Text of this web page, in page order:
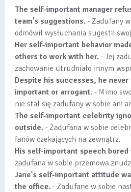
The self-important manager
team's suggestions. - Zadufany
odmówił wysłuchania sugestii
Her self-important behavior
others to work with her. - Jej
zachowanie utrudniało innym
Despite his successes, he
important or arrogant. - Mimo
nie stał się zadufany w sobie ani
The self-important celebrity
outside. - Zadufana w sobie
fanów czekających na zewnątrz.
His self-important speech
zadufana w sobie przemowa
Jane's self-important attitude
the office. - Zadufane w sobie